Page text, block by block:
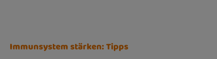
Immunsystem stärken: Tipps